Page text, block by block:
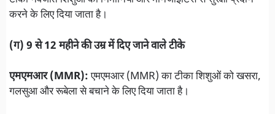
करने के लिए दिया जाता है।
(ग) 9 से 12 महीने की उम्र में दिए जाने वाले टीके
एमएमआर (MMR):एमएमआर (MMR) का टीका शिशुओं को खसरा,
गलसुआ और रूबेला से बचाने के लिए दिया जाता है।